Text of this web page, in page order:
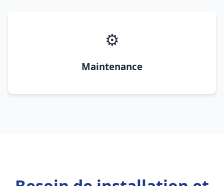
⚙️
Maintenance